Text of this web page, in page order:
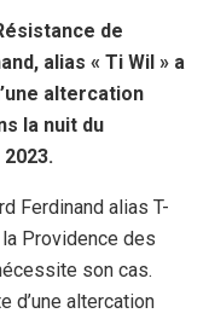
de
alias « Ti Wil » a
altercation
la nuit du
Ferdinand alias T-
la Providence des
son cas.
d’une altercation